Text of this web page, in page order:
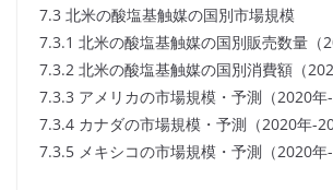
7.3 北米の酸塩基触媒の国別市場規模
7.3.1 北米の酸塩基触媒の国別販売数量（
7.3.2 北米の酸塩基触媒の国別消費額（
7.3.3 アメリカの市場規模・予測（2020年-
7.3.4 カナダの市場規模・予測（2020年-
7.3.5 メキシコの市場規模・予測（2020年-